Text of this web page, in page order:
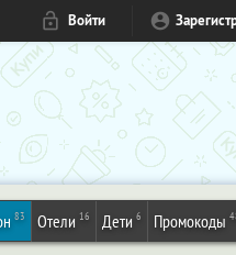
Войти
83 Отели 16 Дети 6 Промокоды